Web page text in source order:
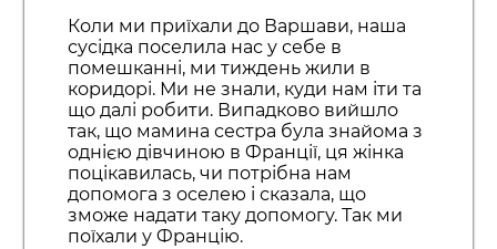
Коли ми приїхали до Варшави, наша
сусідка поселила нас у себе в
помешканні, ми тиждень жили в
коридорі. Ми не знали, куди нам іти та
що далі робити. Випадково вийшло
так, що мамина сестра була знайома з
однією дівчиною в Франції, ця жінка
поцікавилась, чи потрібна нам
допомога з оселею і сказала, що
зможе надати таку допомогу. Так ми
поїхали у Францію.